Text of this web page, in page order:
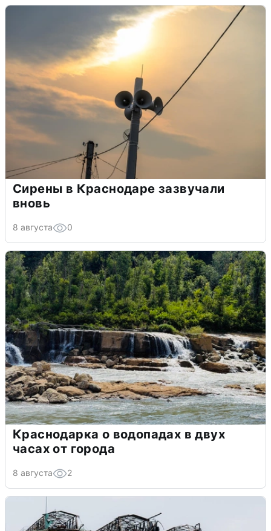
Сирены в Краснодаре зазвучали
вновь
8 августа 0
Краснодарка о водопадах в двух
часах от города
8 августа 2